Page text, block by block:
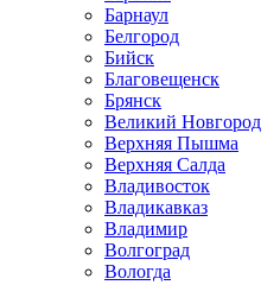
Барнаул
Белгород
Бийск
Благовещенск
Брянск
Великий Новгород
Верхняя Пышма
Верхняя Салда
Владивосток
Владикавказ
Владимир
Волгоград
Вологда